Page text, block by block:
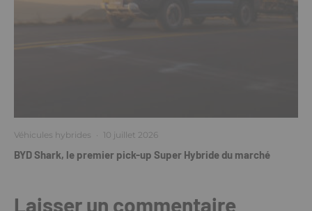
Véhicules hybrides · 10 juillet 2026
BYD Shark, le premier pick-up Super Hybride du marché
Laisser un commentaire